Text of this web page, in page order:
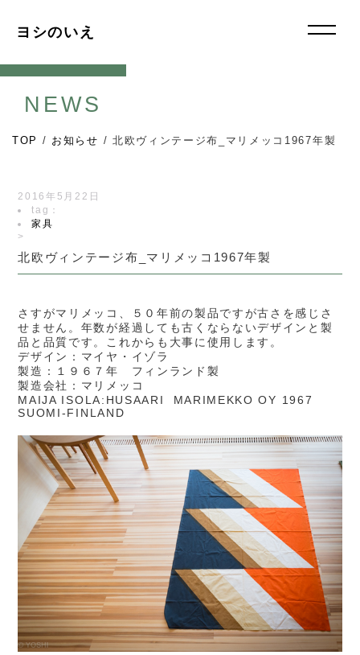
ヨシのいえ
NEWS
TOP / お知らせ / 北欧ヴィンテージ布_マリメッコ1967年製
2016年5月22日
tag：
家具
>
北欧ヴィンテージ布_マリメッコ1967年製
さすがマリメッコ、５０年前の製品ですが古さを感じさ
せません。年数が経過しても古くならないデザインと製
品と品質です。これからも大事に使用します。
デザイン：マイヤ・イゾラ
製造：１９６７年 フィンランド製
製造会社：マリメッコ
MAIJA ISOLA:HUSAARI MARIMEKKO OY 1967
SUOMI-FINLAND